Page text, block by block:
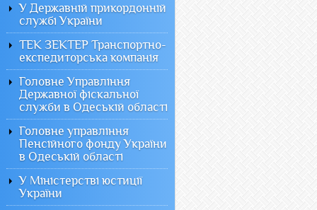
У Державній прикордонній
службі України
ТЕК ЗЕКТЕР Транспортно-
експедиторська компанія
Головне Управління
Державної фіскальної
служби в Одеській області
Головне управління
Пенсійного фонду України
в Одеській області
У Міністерстві юстиції
України